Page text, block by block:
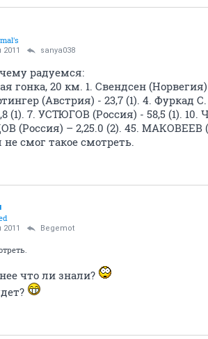
sanya038
радуемся:
гонка, 20 км. 1. Свендсен
(Австрия) - 23,7 (1). 4. Фуркад
(1). 7. УСТЮГОВ (Россия) - 58,5 (1).
(Россия) – 2,25.0 (2). 45.
смог такое смотреть.
Begemot
что ли знали?